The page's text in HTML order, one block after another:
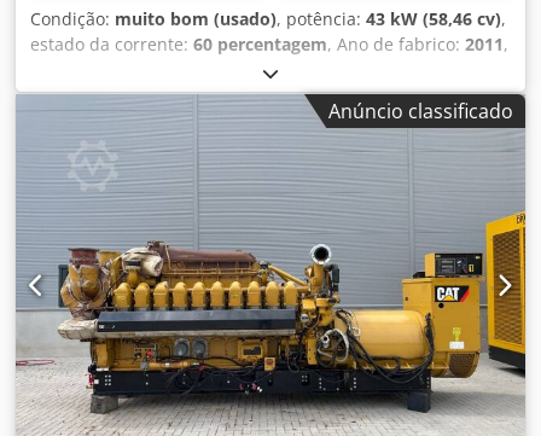
Condição: muito bom (usado), potência: 43 kW (58,46 cv),
estado da corrente: 60 percentagem, Ano de fabrico: 2011,
8.204 h
condicionado, esteiras de borracha, CATERPILLAR 308D
Ano de fabricação: 2011 Horas de operação: 8.204 horas
Cabine fechada Ar condicionado Rádio Dedpezrt Amefx
Anwjck Braço mono Comprimento do braço: 2,20 m
Circuito hidráulico para martelo, garra e tesoura Engate
rápido OQ45 1 concha – 750 mm de largura Sistema de
esteiras com aproximadamente 60% de vida útil restante
Placas de base com 450 mm de largura Suporte para
lâmina Motor Mitsubishi com 43 kW Certificação CE Peso
de operação: 8,5 toneladas.
Anúncio classificado